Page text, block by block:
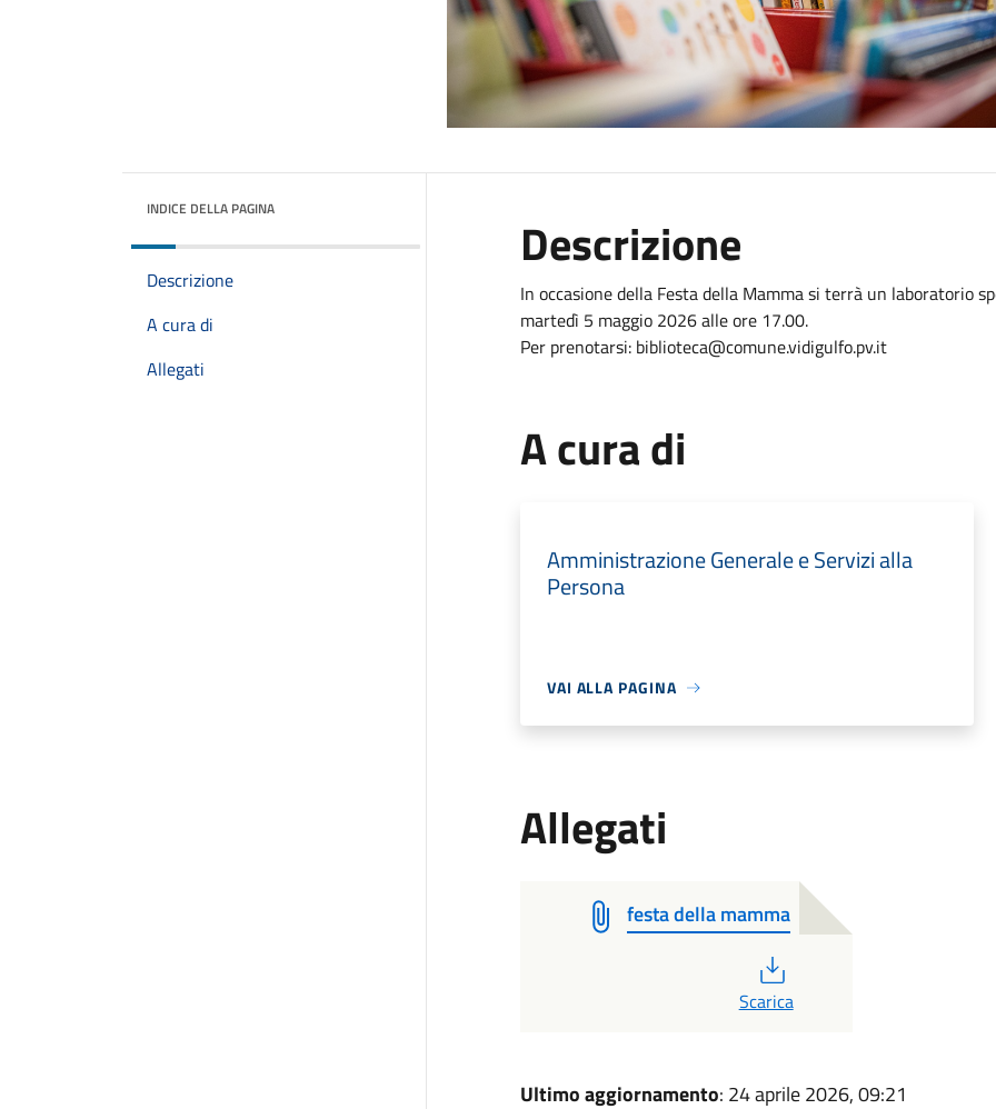
INDICE DELLA PAGINA
Descrizione
A cura di
Allegati
Descrizione
In occasione della Festa della Mamma si terrà un laboratorio
martedì 5 maggio 2026 alle ore 17.00.
Per prenotarsi: biblioteca@comune.vidigulfo.pv.it
A cura di
Amministrazione Generale e Servizi alla
Persona
VAI ALLA PAGINA
Allegati
festa della mamma
Scarica
Ultimo aggiornamento: 24 aprile 2026, 09:21